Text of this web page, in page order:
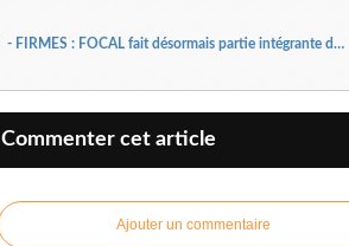
- FIRMES : FOCAL fait désormais partie intégrante du groupe belge Barco... Belle histoire...
Commenter cet article
Ajouter un commentaire